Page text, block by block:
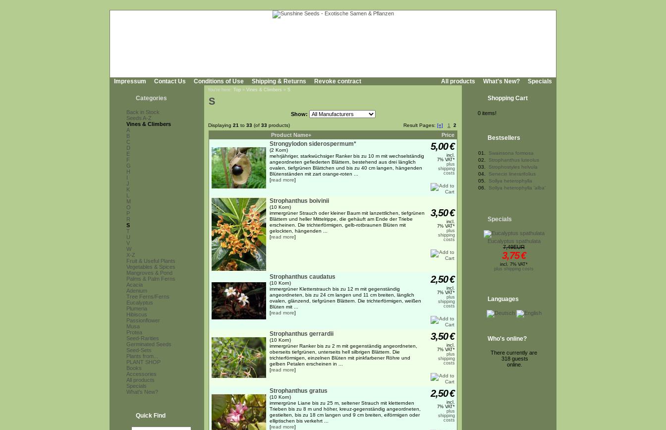
Impressum Contact Us Conditions of Use Shipping & Returns Revoke contract All products What's New? Specials
Categories
Back in Stock
Seeds A-Z
Vines & Climbers
A
B
C
D
E
F
G
H
I
J
K
L
M
O
P
R
S
T
U
V
W
X-Z
Fruit & Useful Plants
Vegetables & Spices
Mangroves & Pond
Palms & Palm Ferns
Acacia
Adenium
Tree Ferns/Ferns
Eucalyptus
Plumeria
Hibiscus
Passionflower
Musa
Protea
Seed-Rarities
Germinated Seeds
Seed-Sets
Plants from...
PLANT SHOP
Books
Accessories
All products
Specials
What's New?
Quick Find
You're here: Top » Vines & Climbers » S
S
Show:
Displaying 21 to 33 (of 33 products) Result Pages: [«] 1 2
Product Name+ Price
Strongylodon siderospermum*
(2 Korn)
mehrjähriger, starkwüchsiger Ranker bis zu 10 m mit wechselständig
angeordneten gefiederten Blättern, bestehend aus drei länglich
ovalen, tiefgrünen Blättchen und bis zu 40 cm langen, hängenden
Blütenständen mit zart orange-roten ...
[read more]
5,00€
incl.
7% VAT*
plus
shipping
costs
Strophanthus boivinii
(10 Korn)
immergrüner Strauch oder kleiner Baum mit lanzettlichen, tiefgrünen
Blättern und heller Mittelrippe, die gehäuft am Ende der Triebe
erscheinen. Die trichterförmigen, gelb-rotbraunen Blüten mit
gelockten, hängenden ...
[read more]
3,50€
incl.
7% VAT*
plus
shipping
costs
Strophanthus caudatus
(10 Korn)
immergrüner Kletterstrauch bis zu 12 m mit gegenständig
angeordneten, bis zu 24 cm langen und 11 cm breiten, länglich
ovalen, glänzend, tiefgrünen Blättern. Die trichterförmigen, weißen
Blüten mit ...
[read more]
2,50€
incl.
7% VAT*
plus
shipping
costs
Strophanthus gerrardii
(10 Korn)
immergrüner Ranker bis zu 2 m mit gegenständig angeordneten,
oberseits tiefgrünen, unterseits hell silbrigen Blättern. Die
trichterförmigen, einzelnen Blüten mit pinkfarbener Röhre und
gelben Petalen erscheinen in ...
[read more]
3,50€
incl.
7% VAT*
plus
shipping
costs
Strophanthus gratus
(10 Korn)
immergrüne Liane bis zu 25 m, seltener Strauch mit kletternden
Trieben bis zu 8 m und höher, kreuz-gegenständig angeordneten,
gestielten, bis zu 18 cm langen und 9 cm breiten, eiförmigen oder
elliptischen bis verkehrt ...
[read more]
2,50€
incl.
7% VAT*
plus
shipping
costs
Shopping Cart
0 items!
Bestsellers
01.
Swainsona formosa
02.
Strophanthus luteolus
03.
Strophostyles helvula
04.
Senecio linerarifolius
05.
Sollya heterophylla
06.
Sollya heterophylla 'alba'
Specials
Eucalyptus spathulata
7,49EUR
3,75€
incl. 7% VAT*
plus shipping costs
Languages
Who's online?
There currently are
318 guests
online.